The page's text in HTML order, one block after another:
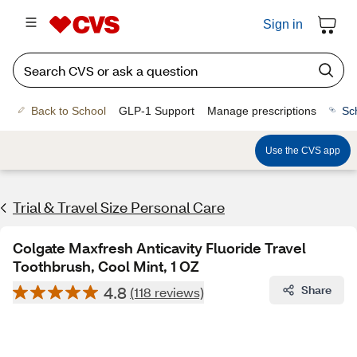
Sign in
Back to School GLP-1 Support Manage prescriptions
Use the CVS app
Trial & Travel Size Personal Care
Colgate Maxfresh Anticavity Fluoride Travel
Toothbrush, Cool Mint, 1 OZ
4.8 (118 reviews) Share